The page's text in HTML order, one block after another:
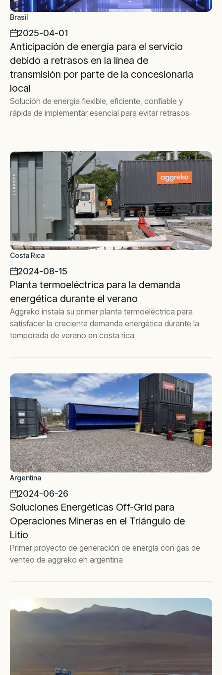
Brasil
2025-04-01
Anticipación de energía para el servicio
debido a retrasos en la línea de
transmisión por parte de la concesionaria
local
Solución de energía flexible, eficiente, confiable y
rápida de implementar esencial para evitar retrasos
Costa Rica
2024-08-15
Planta termoeléctrica para la demanda
energética durante el verano
Aggreko instala su primer planta termoeléctrica para
satisfacer la creciente demanda energética durante la
temporada de verano en costa rica
Argentina
2024-06-26
Soluciones Energéticas Off-Grid para
Operaciones Mineras en el Triángulo de
Litio
Primer proyecto de generación de energía con gas de
venteo de aggreko en argentina